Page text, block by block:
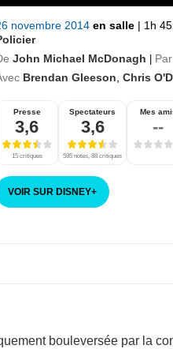
novembre 2014 en salle | 1h
John Michael McDonagh | Par
Brendan Gleeson Chris
Presse
3,6
15 critiques
Spectateurs
3,6
595 notes, 88 critiques
Mes
--
VOIR SUR DISNEY+
bouleversée par la